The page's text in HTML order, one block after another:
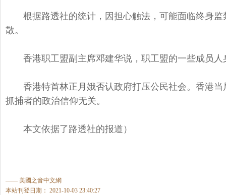
根据路透社的统计，因担心触法，可能面临终身
散。
香港职工盟副主席邓建华说，职工盟的一些成员
香港特首林正月娥否认政府打压公民社会。香港
抓捕者的政治信仰无关。
本文依据了路透社的报道）
—— 美國之音中文網
本站刊登日期： 2021-10-03 23:40:27